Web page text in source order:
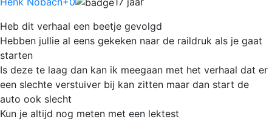
Heb dit verhaal een beetje gevolgd
Hebben jullie al eens gekeken naar de raildruk als je gaat
starten
Is deze te laag dan kan ik meegaan met het verhaal dat er
een slechte verstuiver bij kan zitten maar dan start de
auto ook slecht
Kun je altijd nog meten met een lektest